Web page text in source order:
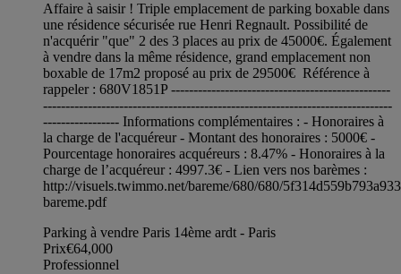
Affaire à saisir ! Triple emplacement de parking boxable dans
une résidence sécurisée rue Henri Regnault. Possibilité de
n'acquérir "que" 2 des 3 places au prix de 45000€. Également
à vendre dans la même résidence, grand emplacement non
boxable de 17m2 proposé au prix de 29500€ Référence à
rappeler : 680V1851P -------------------------------------------------
------------------------------------------------------------------------------
----------------- Informations complémentaires : - Honoraires à
la charge de l'acquéreur - Montant des honoraires : 5000€ -
Pourcentage honoraires acquéreurs : 8.47% - Honoraires à la
charge de l’acquéreur : 4997.3€ - Lien vers nos barèmes :
http://visuels.twimmo.net/bareme/680/680/
bareme.pdf
Parking à vendre Paris 14ème ardt - Paris
Prix€64,000
Professionnel